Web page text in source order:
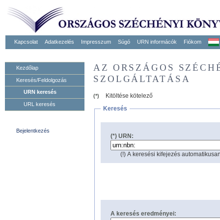
Kapcsolat Adatkezelés Impresszum Súgó URN informácók Fiókom
Kezdőlap
Keresés/Feldolgozás
URN keresés
URL keresés
Bejelentkezés
AZ ORSZÁGOS
SZOLGÁLTATÁSA
(*)
Kitöltése kötelező
Keresés
(*) URN:
(!) A keresési kifejezés
A keresés eredményei: